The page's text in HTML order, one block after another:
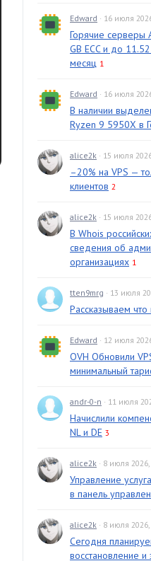
Edward · 16 июля
Горячие серверы
GB ECC и до
месяц 1
Edward · 16 июля
В наличии
Ryzen 9 5950X в
alice2k · 15 июля
–20% на VPS —
клиентов 2
alice2k · 15 июля
В Whois
сведения об
организациях 1
tten9mrg · 13 июля
Рассказываем
Edward · 12 июля
OVH Обновили
минимальный
andr-0-n · 11 июля
Начислили
NL и DE 3
alice2k · 8 июля
Управление
в панель
alice2k · 8 июля
Сегодня
восстановление и